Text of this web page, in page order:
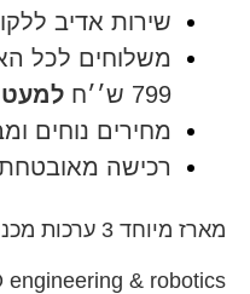
שירות אדיב
משלוחים לכל
799 ש׳׳ח
למעט
מחירים נוחים
רכישה
מארז מיוחד 3 ערכות מכנו 641 חלקים – MECCANO
engineering & robotics